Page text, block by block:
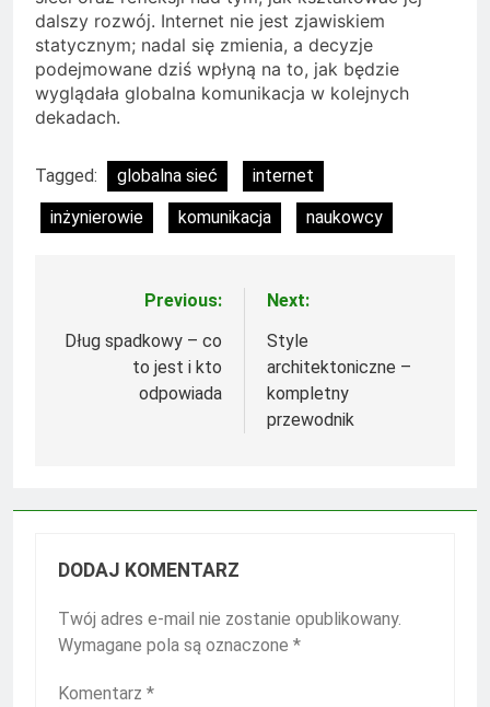
dalszy rozwój. Internet nie jest zjawiskiem
statycznym; nadal się zmienia, a decyzje
podejmowane dziś wpłyną na to, jak będzie
wyglądała globalna komunikacja w kolejnych
dekadach.
Tagged: globalna sieć
internet
inżynierowie
komunikacja naukowcy
Nawigacja
wpisu
Previous:
Dług spadkowy – co
to jest i kto
odpowiada
Next:
Style
architektoniczne –
kompletny
przewodnik
DODAJ KOMENTARZ
Twój adres e-mail nie zostanie opublikowany.
Wymagane pola są oznaczone *
Komentarz *